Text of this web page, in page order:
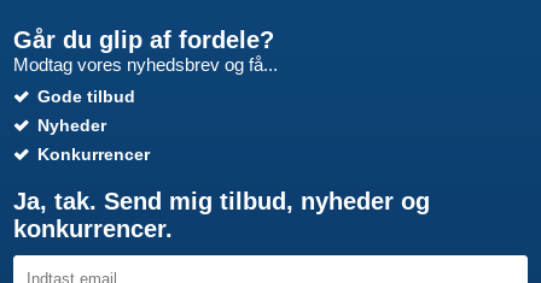
Går du glip af fordele?
Modtag vores nyhedsbrev og få...
Gode tilbud
Nyheder
Konkurrencer
Ja, tak. Send mig tilbud, nyheder og
konkurrencer.